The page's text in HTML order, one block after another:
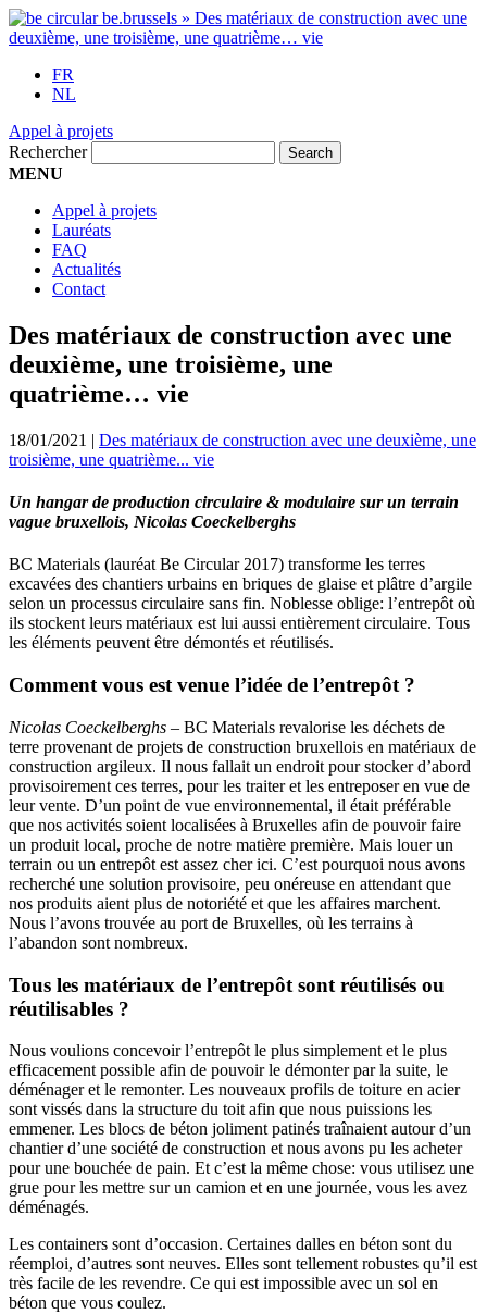
FR
NL
Appel à projets
Rechercher
MENU
Appel à projets
Lauréats
FAQ
Actualités
Contact
Des matériaux de construction avec une
deuxième, une troisième, une
quatrième… vie
18/01/2021 | Des matériaux de construction avec une deuxième, une
troisième, une quatrième... vie
Un hangar de production circulaire & modulaire sur un terrain
vague bruxellois, Nicolas Coeckelberghs
BC Materials (lauréat Be Circular 2017) transforme les terres
excavées des chantiers urbains en briques de glaise et plâtre d’argile
selon un processus circulaire sans fin. Noblesse oblige: l’entrepôt où
ils stockent leurs matériaux est lui aussi entièrement circulaire. Tous
les éléments peuvent être démontés et réutilisés.
Comment vous est venue l’idée de l’entrepôt ?
Nicolas Coeckelberghs – BC Materials revalorise les déchets de
terre provenant de projets de construction bruxellois en matériaux de
construction argileux. Il nous fallait un endroit pour stocker d’abord
provisoirement ces terres, pour les traiter et les entreposer en vue de
leur vente. D’un point de vue environnemental, il était préférable
que nos activités soient localisées à Bruxelles afin de pouvoir faire
un produit local, proche de notre matière première. Mais louer un
terrain ou un entrepôt est assez cher ici. C’est pourquoi nous avons
recherché une solution provisoire, peu onéreuse en attendant que
nos produits aient plus de notoriété et que les affaires marchent.
Nous l’avons trouvée au port de Bruxelles, où les terrains à
l’abandon sont nombreux.
Tous les matériaux de l’entrepôt sont réutilisés ou
réutilisables ?
Nous voulions concevoir l’entrepôt le plus simplement et le plus
efficacement possible afin de pouvoir le démonter par la suite, le
déménager et le remonter. Les nouveaux profils de toiture en acier
sont vissés dans la structure du toit afin que nous puissions les
emmener. Les blocs de béton joliment patinés traînaient autour d’un
chantier d’une société de construction et nous avons pu les acheter
pour une bouchée de pain. Et c’est la même chose: vous utilisez une
grue pour les mettre sur un camion et en une journée, vous les avez
déménagés.
Les containers sont d’occasion. Certaines dalles en béton sont du
réemploi, d’autres sont neuves. Elles sont tellement robustes qu’il est
très facile de les revendre. Ce qui est impossible avec un sol en
béton que vous coulez.